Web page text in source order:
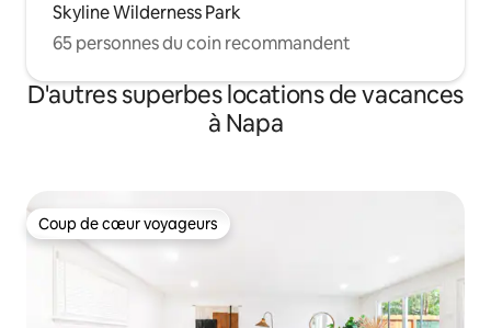
Skyline Wilderness Park
65 personnes du coin recommandent
D'autres superbes locations de vacances
à Napa
Coup de cœur voyageurs
Coup de cœur voyageurs